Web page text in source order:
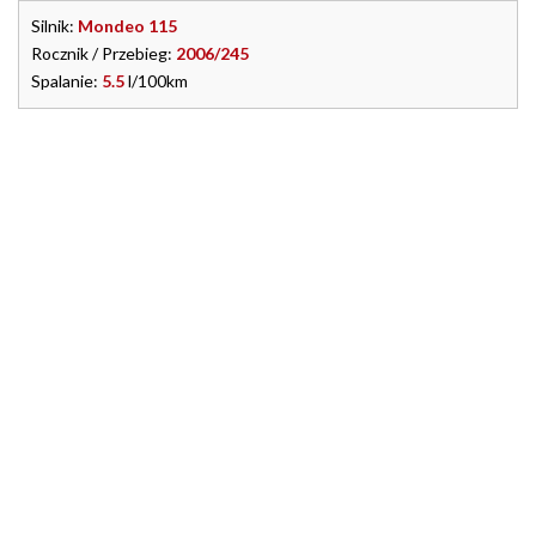
Silnik: Mondeo 115
Rocznik / Przebieg: 2006/245
Spalanie: 5.5l/100km